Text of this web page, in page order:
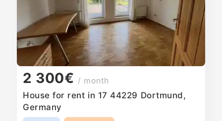
2 300€ / month
House for rent in 17 44229 Dortmund,
Germany